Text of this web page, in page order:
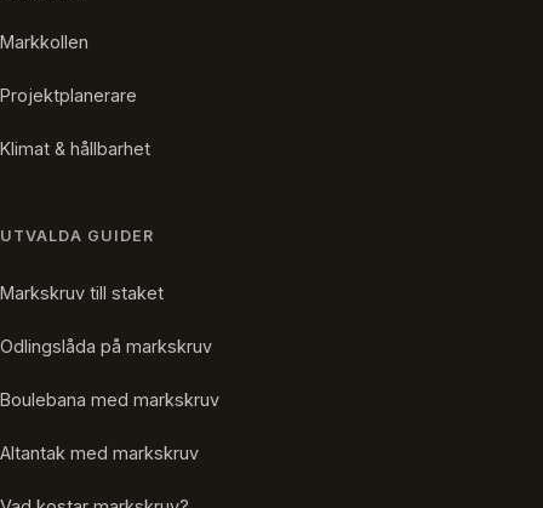
Markkollen
Projektplanerare
Klimat & hållbarhet
UTVALDA GUIDER
Markskruv till staket
Odlingslåda på markskruv
Boulebana med markskruv
Altantak med markskruv